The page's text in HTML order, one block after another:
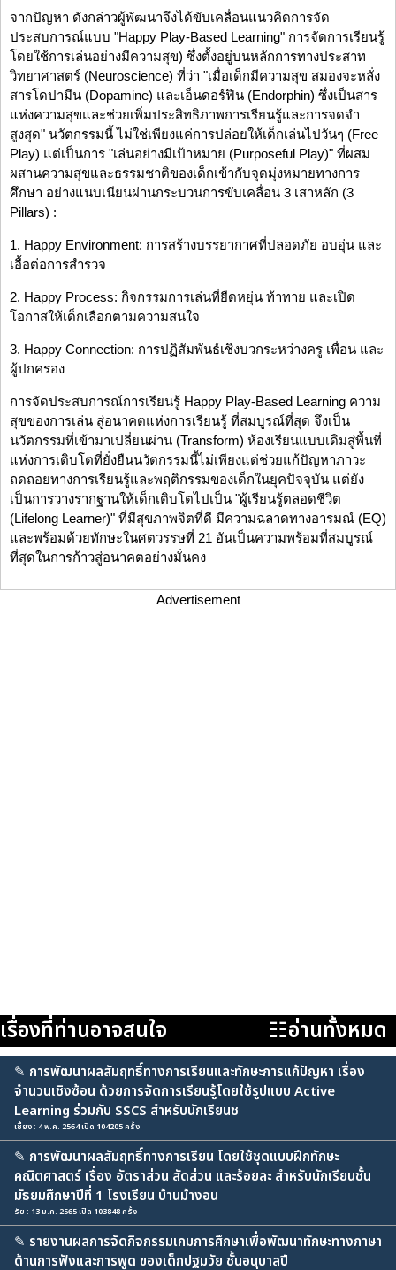
จากปัญหา ดังกล่าวผู้พัฒนาจึงได้ขับเคลื่อนแนวคิดการจัด
ประสบการณ์แบบ "Happy Play-Based Learning" การจัดการเรียนรู้
โดยใช้การเล่นอย่างมีความสุข) ซึ่งตั้งอยู่บนหลักการทางประสาท
วิทยาศาสตร์ (Neuroscience) ที่ว่า "เมื่อเด็กมีความสุข สมองจะหลั่ง
สารโดปามีน (Dopamine) และเอ็นดอร์ฟิน (Endorphin) ซึ่งเป็นสาร
แห่งความสุขและช่วยเพิ่มประสิทธิภาพการเรียนรู้และการจดจำ
สูงสุด" นวัตกรรมนี้ ไม่ใช่เพียงแค่การปล่อยให้เด็กเล่นไปวันๆ (Free
Play) แต่เป็นการ "เล่นอย่างมีเป้าหมาย (Purposeful Play)" ที่ผสม
ผสานความสุขและธรรมชาติของเด็กเข้ากับจุดมุ่งหมายทางการ
ศึกษา อย่างแนบเนียนผ่านกระบวนการขับเคลื่อน 3 เสาหลัก (3
Pillars) :
1. Happy Environment: การสร้างบรรยากาศที่ปลอดภัย อบอุ่น และ
เอื้อต่อการสำรวจ
2. Happy Process: กิจกรรมการเล่นที่ยืดหยุ่น ท้าทาย และเปิด
โอกาสให้เด็กเลือกตามความสนใจ
3. Happy Connection: การปฏิสัมพันธ์เชิงบวกระหว่างครู เพื่อน และ
ผู้ปกครอง
การจัดประสบการณ์การเรียนรู้ Happy Play-Based Learning ความ
สุขของการเล่น สู่อนาคตแห่งการเรียนรู้ ที่สมบูรณ์ที่สุด จึงเป็น
นวัตกรรมที่เข้ามาเปลี่ยนผ่าน (Transform) ห้องเรียนแบบเดิมสู่พื้นที่
แห่งการเติบโตที่ยั่งยืนนวัตกรรมนี้ไม่เพียงแต่ช่วยแก้ปัญหาภาวะ
ถดถอยทางการเรียนรู้และพฤติกรรมของเด็กในยุคปัจจุบัน แต่ยัง
เป็นการวางรากฐานให้เด็กเติบโตไปเป็น "ผู้เรียนรู้ตลอดชีวิต
(Lifelong Learner)" ที่มีสุขภาพจิตที่ดี มีความฉลาดทางอารมณ์ (EQ)
และพร้อมด้วยทักษะในศตวรรษที่ 21 อันเป็นความพร้อมที่สมบูรณ์
ที่สุดในการก้าวสู่อนาคตอย่างมั่นคง
Advertisement
เรื่องที่ท่านอาจสนใจ ☷อ่านทั้งหมด
✎ การพัฒนาผลสัมฤทธิ์ทางการเรียนและทักษะการแก้ปัญหา เรื่อง
จำนวนเชิงซ้อน ด้วยการจัดการเรียนรู้โดยใช้รูปแบบ Active
Learning ร่วมกับ SSCS สำหรับนักเรียนช
เชี้ยง : 4 พ.ค. 2564 เปิด 104205 ครั้ง
✎ การพัฒนาผลสัมฤทธิ์ทางการเรียน โดยใช้ชุดแบบฝึกทักษะ
คณิตศาสตร์ เรื่อง อัตราส่วน สัดส่วน และร้อยละ สําหรับนักเรียนชั้น
มัธยมศึกษาปีที่ 1 โรงเรียน บ้านม้างอน
รัย : 13 ม.ค. 2565 เปิด 103848 ครั้ง
✎ รายงานผลการจัดกิจกรรมเกมการศึกษาเพื่อพัฒนาทักษะทางภาษา
ด้านการฟังและการพูด ของเด็กปฐมวัย ชั้นอนุบาลปี